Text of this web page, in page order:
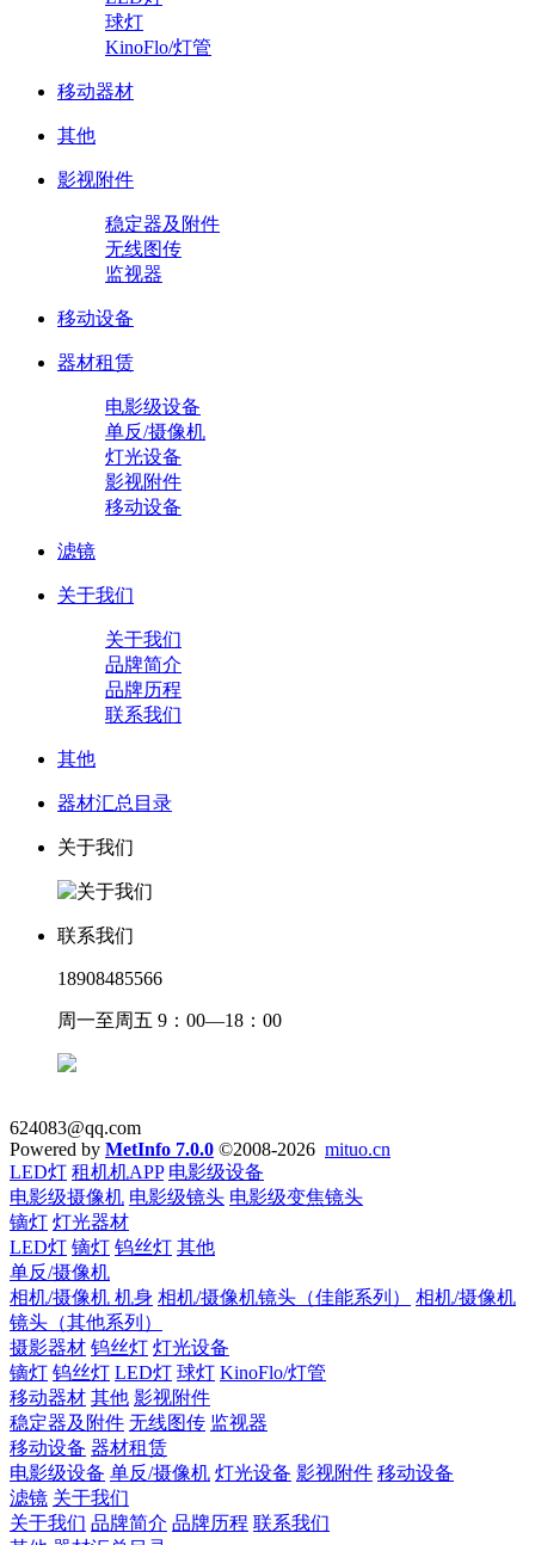
球灯
KinoFlo/灯管
移动器材
其他
影视附件
稳定器及附件
无线图传
监视器
移动设备
器材租赁
电影级设备
单反/摄像机
灯光设备
影视附件
移动设备
滤镜
关于我们
关于我们
品牌简介
品牌历程
联系我们
其他
器材汇总目录
关于我们
联系我们
18908485566
周一至周五 9：00—18：00
624083@qq.com
Powered by MetInfo 7.0.0 ©2008-2026 mituo.cn
LED灯 租机机APP 电影级设备
电影级摄像机 电影级镜头 电影级变焦镜头
镝灯 灯光器材
LED灯 镝灯 钨丝灯 其他
单反/摄像机
相机/摄像机 机身 相机/摄像机镜头（佳能系列）
相机/摄像机
镜头（其他系列）
摄影器材 钨丝灯 灯光设备
镝灯 钨丝灯 LED灯 球灯 KinoFlo/灯管
移动器材 其他 影视附件
稳定器及附件 无线图传 监视器
移动设备 器材租赁
电影级设备 单反/摄像机 灯光设备 影视附件 移动设备
滤镜 关于我们
关于我们 品牌简介 品牌历程 联系我们